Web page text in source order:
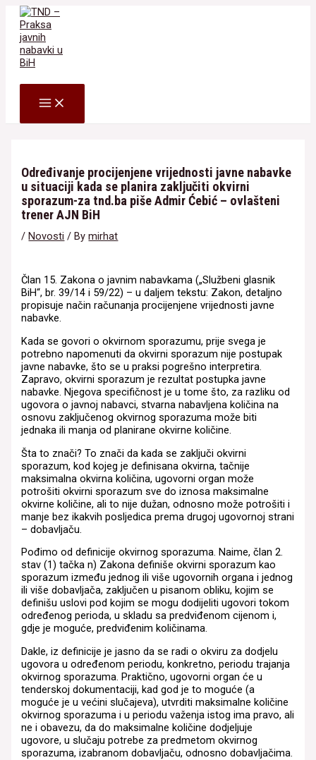
Skip
content
MAIN
MENU
Određivanje procijenjene vrijednosti javne nabavke
u situaciji kada se planira zaključiti okvirni
sporazum-za tnd.ba piše Admir Ćebić – ovlašteni
trener AJN BiH
/Novosti / Bymirhat
Član 15. Zakona o javnim nabavkama („Službeni glasnik
BiH“, br. 39/14 i 59/22) – u daljem tekstu: Zakon, detaljno
propisuje način računanja procijenjene vrijednosti javne
nabavke.
Kada se govori o okvirnom sporazumu, prije svega je
potrebno napomenuti da okvirni sporazum nije postupak
javne nabavke, što se u praksi pogrešno interpretira.
Zapravo, okvirni sporazum je rezultat postupka javne
nabavke. Njegova specifičnost je u tome što, za razliku od
ugovora o javnoj nabavci, stvarna nabavljena količina na
osnovu zaključenog okvirnog sporazuma može biti
jednaka ili manja od planirane okvirne količine.
Šta to znači? To znači da kada se zaključi okvirni
sporazum, kod kojeg je definisana okvirna, tačnije
maksimalna okvirna količina, ugovorni organ može
potrošiti okvirni sporazum sve do iznosa maksimalne
okvirne količine, ali to nije dužan, odnosno može potrošiti i
manje bez ikakvih posljedica prema drugoj ugovornoj strani
– dobavljaču.
Pođimo od definicije okvirnog sporazuma. Naime, član 2.
stav (1) tačka n) Zakona definiše okvirni sporazum kao
sporazum između jednog ili više ugovornih organa i jednog
ili više dobavljača, zaključen u pisanom obliku, kojim se
definišu uslovi pod kojim se mogu dodijeliti ugovori tokom
određenog perioda, u skladu sa predviđenom cijenom i,
gdje je moguće, predviđenim količinama.
Dakle, iz definicije je jasno da se radi o okviru za dodjelu
ugovora u određenom periodu, konkretno, periodu trajanja
okvirnog sporazuma. Praktično, ugovorni organ će u
tenderskoj dokumentaciji, kad god je to moguće (a
moguće je u većini slučajeva), utvrditi maksimalne količine
okvirnog sporazuma i u periodu važenja istog ima pravo, ali
ne i obavezu, da do maksimalne količine dodjeljuje
ugovore, u slučaju potrebe za predmetom okvirnog
sporazuma, izabranom dobavljaču, odnosno dobavljačima.